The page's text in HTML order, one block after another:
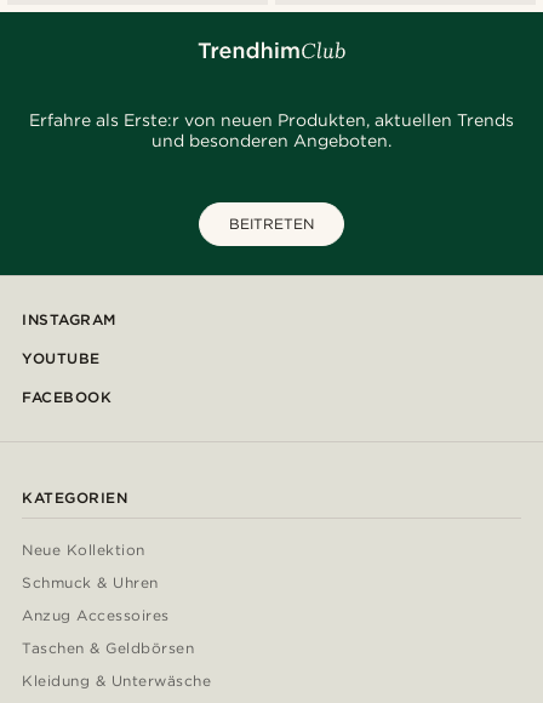
Erfahre als Erste:r von neuen Produkten, aktuellen Trends
und besonderen Angeboten.
BEITRETEN
INSTAGRAM
YOUTUBE
FACEBOOK
KATEGORIEN
Neue Kollektion
Schmuck & Uhren
Anzug Accessoires
Taschen & Geldbörsen
Kleidung & Unterwäsche